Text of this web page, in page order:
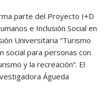
parte del Proyecto I+D
e Inclusión Social en
Universitaria “Turismo
social para personas con
y la recreación”. El
Águeda